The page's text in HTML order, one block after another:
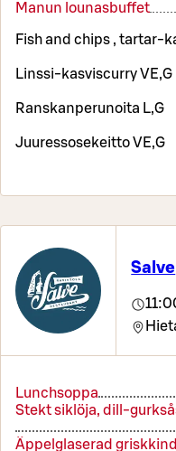
Manun lounasbuffet
Fish and chips , tartar-
Linssi-kasviscurry VE,G
Ranskanperunoita L,G
Juuressosekeitto VE,G
Salve
Lunchsoppa
Stekt siklöja, dill-
Äppelglaserad